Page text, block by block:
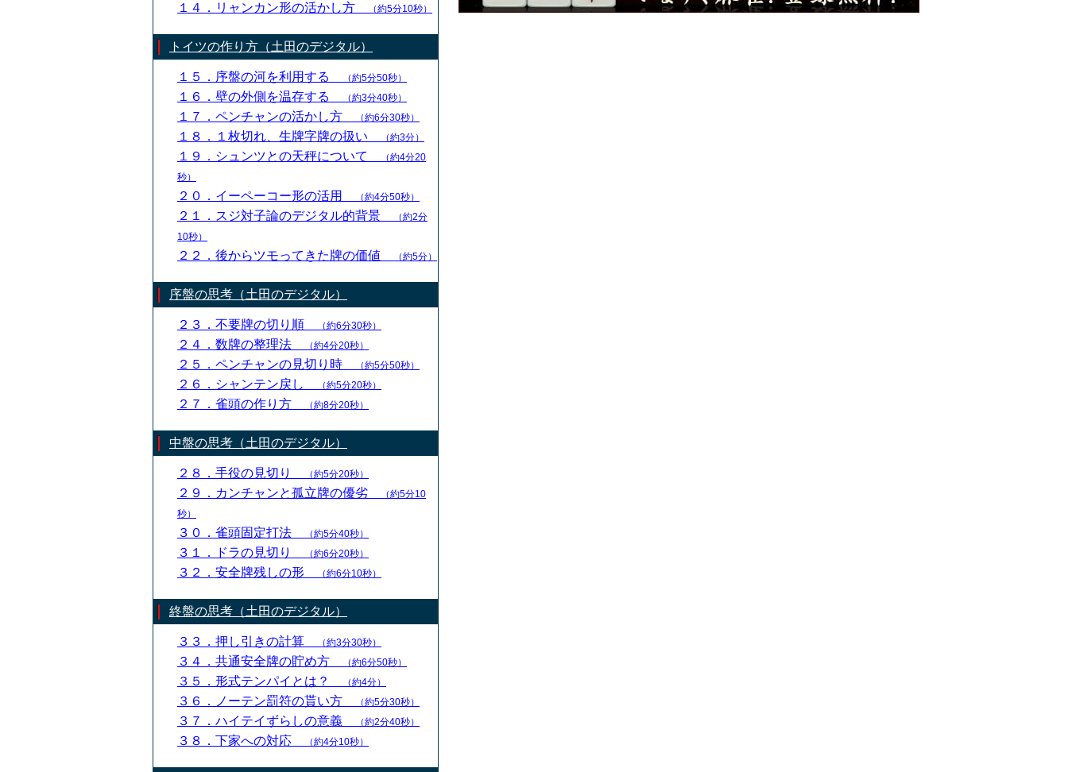
１４．リャンカン形の活かし方 （約5分10秒）
トイツの作り方（土田のデジタル）
１５．序盤の河を利用する （約5分50秒）
１６．壁の外側を温存する （約3分40秒）
１７．ペンチャンの活かし方 （約6分30秒）
１８．１枚切れ、生牌字牌の扱い （約3分）
１９．シュンツとの天秤について
（約4分20
秒）
２０．イーペーコー形の活用 （約4分50秒）
２１．スジ対子論のデジタル的背景
（約2分
10秒）
２２．後からツモってきた牌の価値 （約5分）
序盤の思考（土田のデジタル）
２３．不要牌の切り順 （約6分30秒）
２４．数牌の整理法 （約4分20秒）
２５．ペンチャンの見切り時 （約5分50秒）
２６．シャンテン戻し （約5分20秒）
２７．雀頭の作り方 （約8分20秒）
中盤の思考（土田のデジタル）
２８．手役の見切り （約5分20秒）
２９．カンチャンと孤立牌の優劣
（約5分10
秒）
３０．雀頭固定打法 （約5分40秒）
３１．ドラの見切り （約6分20秒）
３２．安全牌残しの形 （約6分10秒）
終盤の思考（土田のデジタル）
３３．押し引きの計算 （約3分30秒）
３４．共通安全牌の貯め方 （約6分50秒）
３５．形式テンパイとは？ （約4分）
３６．ノーテン罰符の貰い方 （約5分30秒）
３７．ハイテイずらしの意義 （約2分40秒）
３８．下家への対応 （約4分10秒）